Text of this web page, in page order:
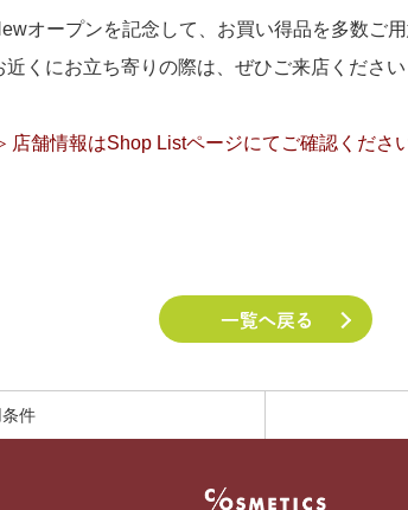
オープンを記念して、お買い得品を多数ご
近くにお立ち寄りの際は、ぜひご来店ください
店舗情報はShop Listページにてご確認ください
件